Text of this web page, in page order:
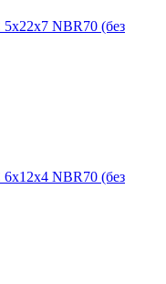
NBR70 (без
NBR70 (без